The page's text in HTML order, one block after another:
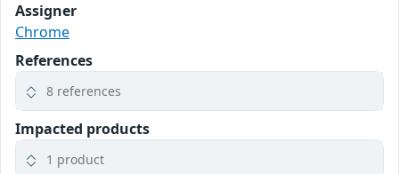
Assigner
Chrome
References
8 references
Impacted products
1 product